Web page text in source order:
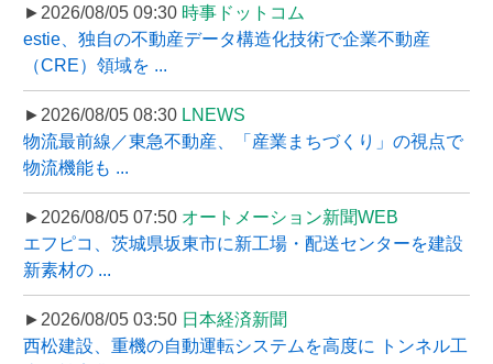
►2026/08/05 09:30 時事ドットコム
estie、独自の不動産データ構造化技術で企業不動産
（CRE）領域を ...
►2026/08/05 08:30 LNEWS
物流最前線／東急不動産、「産業まちづくり」の視点で
物流機能も ...
►2026/08/05 07:50 オートメーション新聞WEB
エフピコ、茨城県坂東市に新工場・配送センターを建設
新素材の ...
►2026/08/05 03:50 日本経済新聞
西松建設、重機の自動運転システムを高度に トンネル工